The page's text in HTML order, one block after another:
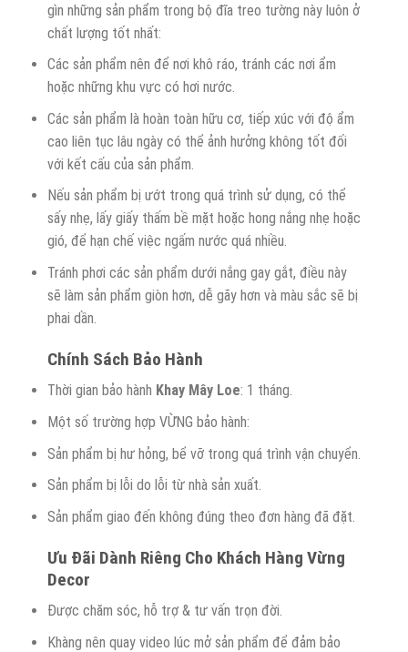
gìn những sản phẩm trong bộ đĩa treo tường này luôn ở
chất lượng tốt nhất:
Các sản phẩm nên để nơi khô ráo, tránh các nơi ẩm
hoặc những khu vực có hơi nước.
Các sản phẩm là hoàn toàn hữu cơ, tiếp xúc với độ ẩm
cao liên tục lâu ngày có thể ảnh hưởng không tốt đối
với kết cấu của sản phẩm.
Nếu sản phẩm bị ướt trong quá trình sử dụng, có thể
sấy nhẹ, lấy giấy thấm bề mặt hoặc hong nắng nhẹ hoặc
gió, để hạn chế việc ngấm nước quá nhiều.
Tránh phơi các sản phẩm dưới nắng gay gắt, điều này
sẽ làm sản phẩm giòn hơn, dễ gãy hơn và màu sắc sẽ bị
phai dần.
Chính Sách Bảo Hành
Thời gian bảo hành Khay Mây Loe: 1 tháng.
Một số trường hợp VỪNG bảo hành:
Sản phẩm bị hư hỏng, bể vỡ trong quá trình vận chuyển.
Sản phẩm bị lỗi do lỗi từ nhà sản xuất.
Sản phẩm giao đến không đúng theo đơn hàng đã đặt.
Ưu Đãi Dành Riêng Cho Khách Hàng Vừng
Decor
Được chăm sóc, hỗ trợ & tư vấn trọn đời.
Khàng nên quay video lúc mở sản phẩm để đảm bảo